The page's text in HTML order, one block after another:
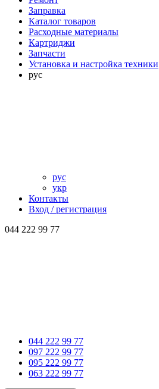
Заправка
Каталог товаров
Расходные материалы
Картриджи
Запчасти
Установка и настройка техники
рус
рус
укр
Контакты
Вход / регистрация
044 222 99 77
044 222 99 77
097 222 99 77
095 222 99 77
063 222 99 77